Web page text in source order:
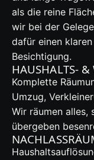
als die reine
wir bei der
dafür einen
Besichtigung.
HAUSHALTS-
Komplette
Umzug,
Wir räumen alles,
übergeben